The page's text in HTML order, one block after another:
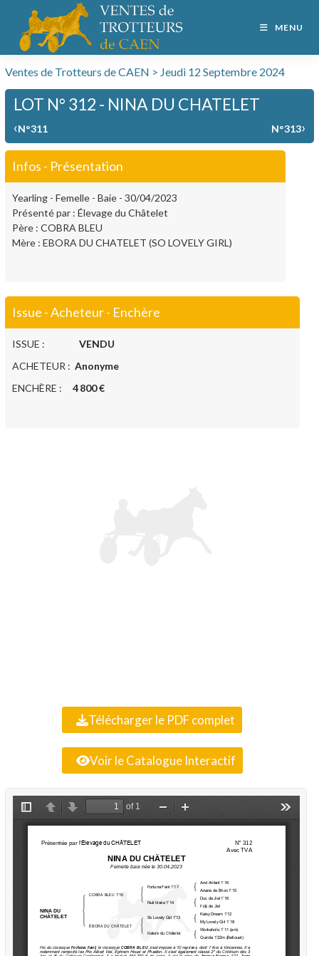
MENU
Ventes de Trotteurs de CAEN > Jeudi 12 Septembre 2024
LOT N° 312 - NINA DU CHATELET
‹N°311 N°313›
Infos - Présentation
Yearling - Femelle - Baie - 30/04/2023
Présenté par : Élevage du Châtelet
Père : COBRA BLEU
Mère : EBORA DU CHATELET (SO LOVELY GIRL)
Issue - Acheteur - Enchère
ISSUE : VENDU
ACHETEUR : Anonyme
ENCHÈRE : 4 800 €
Télécharger le PDF complet
Voir le Catalogue Interactif